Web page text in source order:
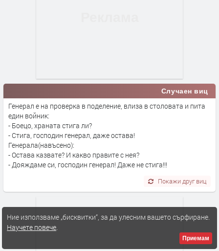
Случаен виц
Генерал е на проверка в поделение, влиза в столовата и пита
един войник:
- Боецо, храната стига ли?
- Стига, господин генерал, даже остава!
Генерала(навъсено):
- Остава казвате? И какво правите с нея?
- Дояждаме си, господин генерал! Даже не стига!!!
Покажи друг виц
Ние използваме „бисквитки“, за да улесним вашето сърфиране.
Научете повече.
Приемам